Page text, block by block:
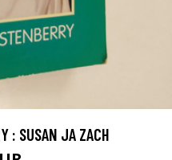
: SUSAN JA ZACH